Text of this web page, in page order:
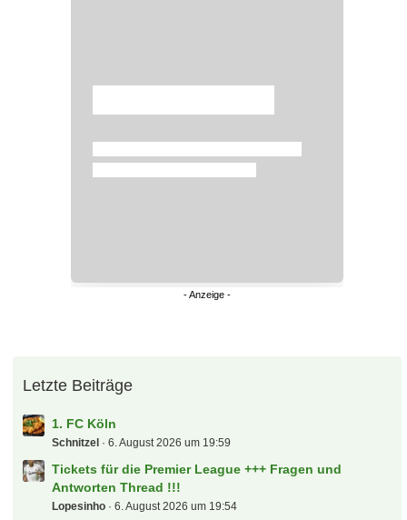
Letzte Beiträge
1. FC Köln
Schnitzel 6. August 2026 um 19:59
Tickets für die Premier League +++ Fragen und
Antworten Thread !!!
Lopesinho 6. August 2026 um 19:54